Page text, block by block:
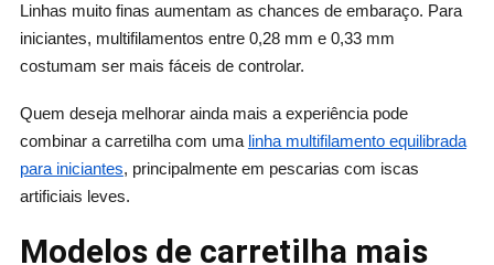
Linhas muito finas aumentam as chances de embaraço. Para
iniciantes, multifilamentos entre 0,28 mm e 0,33 mm
costumam ser mais fáceis de controlar.
Quem deseja melhorar ainda mais a experiência pode
combinar a carretilha com uma linha multifilamento equilibrada
para iniciantes, principalmente em pescarias com iscas
artificiais leves.
Modelos de carretilha mais